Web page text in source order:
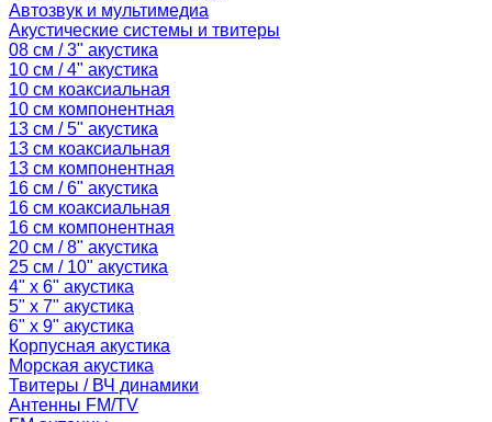
Автозвук и мультимедиа
Акустические системы и твитеры
08 см / 3" акустика
10 см / 4" акустика
10 см коаксиальная
10 см компонентная
13 см / 5" акустика
13 см коаксиальная
13 см компонентная
16 см / 6" акустика
16 см коаксиальная
16 см компонентная
20 см / 8" акустика
25 см / 10" акустика
4" x 6" акустика
5" x 7" акустика
6" x 9" акустика
Корпусная акустика
Морская акустика
Твитеры / ВЧ динамики
Антенны FM/TV